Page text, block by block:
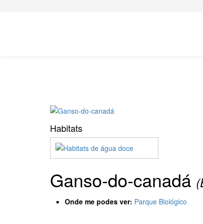
Habitats
Ganso-do-canadá
Onde me podes ver: Parque Biológico